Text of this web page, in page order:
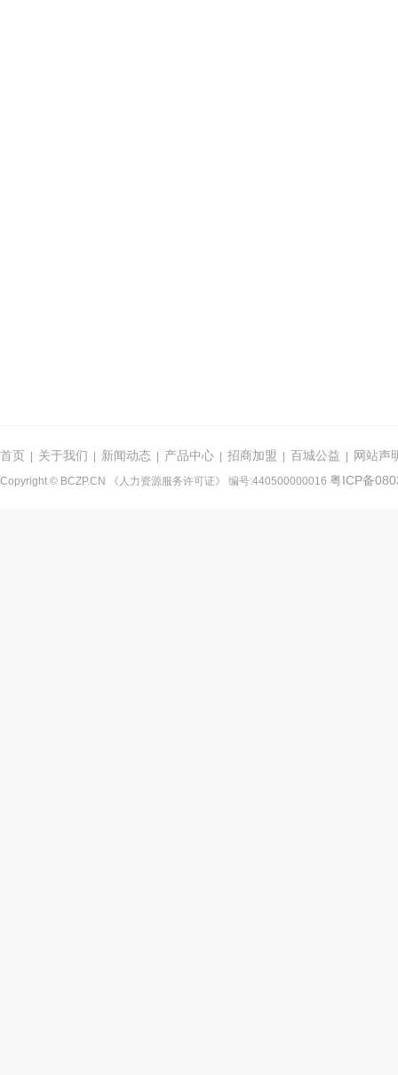
首页 关于我们 新闻动态 产品中心 招商加盟 百城公益 网站声
Copyright © BCZP.CN 《人力资源服务许可证》 编号:440500000016 粤ICP备